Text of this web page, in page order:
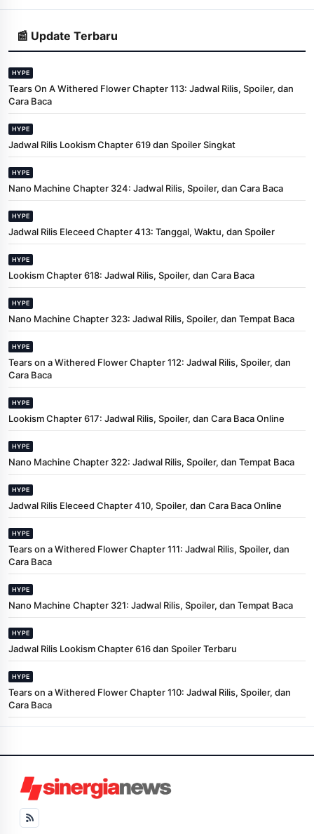
📰 Update Terbaru
HYPE
Tears On A Withered Flower Chapter 113: Jadwal Rilis, Spoiler, dan
Cara Baca
HYPE
Jadwal Rilis Lookism Chapter 619 dan Spoiler Singkat
HYPE
Nano Machine Chapter 324: Jadwal Rilis, Spoiler, dan Cara Baca
HYPE
Jadwal Rilis Eleceed Chapter 413: Tanggal, Waktu, dan Spoiler
HYPE
Lookism Chapter 618: Jadwal Rilis, Spoiler, dan Cara Baca
HYPE
Nano Machine Chapter 323: Jadwal Rilis, Spoiler, dan Tempat Baca
HYPE
Tears on a Withered Flower Chapter 112: Jadwal Rilis, Spoiler, dan
Cara Baca
HYPE
Lookism Chapter 617: Jadwal Rilis, Spoiler, dan Cara Baca Online
HYPE
Nano Machine Chapter 322: Jadwal Rilis, Spoiler, dan Tempat Baca
HYPE
Jadwal Rilis Eleceed Chapter 410, Spoiler, dan Cara Baca Online
HYPE
Tears on a Withered Flower Chapter 111: Jadwal Rilis, Spoiler, dan
Cara Baca
HYPE
Nano Machine Chapter 321: Jadwal Rilis, Spoiler, dan Tempat Baca
HYPE
Jadwal Rilis Lookism Chapter 616 dan Spoiler Terbaru
HYPE
Tears on a Withered Flower Chapter 110: Jadwal Rilis, Spoiler, dan
Cara Baca